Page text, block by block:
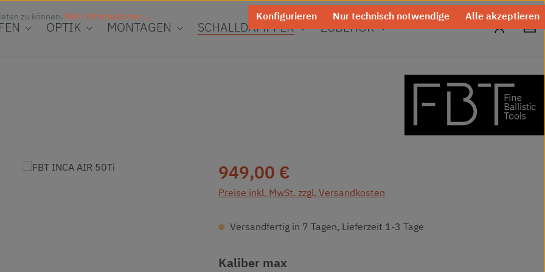
OPTIK MONTAGEN SCHALLDÄMPFER ZUBEHÖR
0
Regulärer Preis:
949,00 €
Preise inkl. MwSt. zzgl. Versandkosten
Versandfertig in 7 Tagen, Lieferzeit 1-3 Tage
Kaliber max
zu können. Mehr Informationen ... Nur technisch notwendige
Konfigurieren Alle akzeptieren